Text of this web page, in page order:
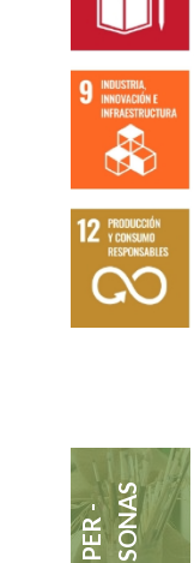
PER -SONAS